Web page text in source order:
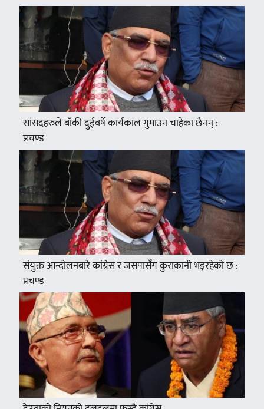
सांसदहरुले बाँकी दुईवर्षे कार्यकाल गुमाउन चाहेका छैनन् :
प्रचण्ड
संयुक्त आन्दोलनबारे कांग्रेस र जसपासँग कुराकानी भइरहेको छ :
प्रचण्ड